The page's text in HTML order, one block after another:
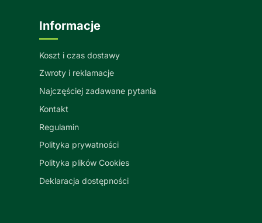
Informacje
Koszt i czas dostawy
Zwroty i reklamacje
Najczęściej zadawane pytania
Kontakt
Regulamin
Polityka prywatności
Polityka plików Cookies
Deklaracja dostępności